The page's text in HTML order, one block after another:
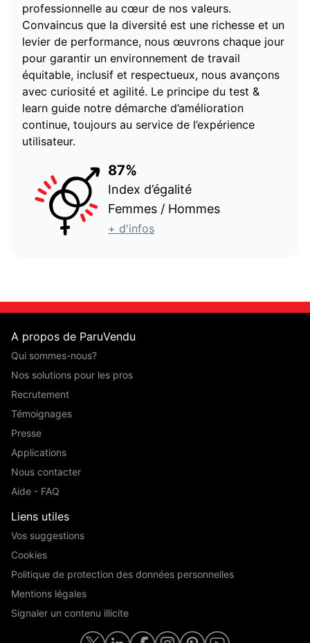
professionnelle au cœur de nos valeurs.
Convaincus que la diversité est une richesse et un
levier de performance, nous œuvrons chaque jour
pour garantir un environnement de travail
équitable, inclusif et respectueux, nous avançons
avec curiosité et agilité. Le principe du test &
learn guide notre démarche d’amélioration
continue, toujours au service de l’expérience
utilisateur.
87%
Index d’égalité
Femmes / Hommes
+ d'infos
A propos de ParuVendu
Qui sommes-nous?
Nos solutions pour les pros
Recrutement
Témoignages
Presse
Applications
Nous contacter
Aide - FAQ
Liens utiles
Vos suggestions
Cookies
Politique de protection des données personnelles
Mentions légales
Signaler un contenu illicite